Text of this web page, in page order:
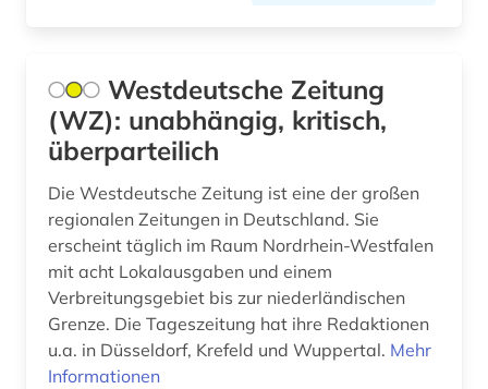
hofheim (1)
hong kong (1)
humoristische presse (2)
iberoromanistik (3)
idstein (1)
indien (4)
Westdeutsche Zeitung
(WZ): unabhängig, kritisch,
überparteilich
Die Westdeutsche Zeitung ist eine der großen
regionalen Zeitungen in Deutschland. Sie
erscheint täglich im Raum Nordrhein-Westfalen
mit acht Lokalausgaben und einem
Verbreitungsgebiet bis zur niederländischen
Grenze. Die Tageszeitung hat ihre Redaktionen
u.a. in Düsseldorf, Krefeld und Wuppertal. Mehr
Informationen